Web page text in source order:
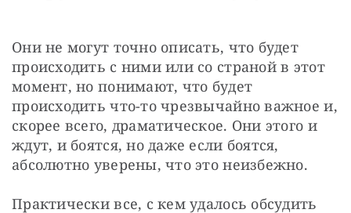
Они не могут точно описать, что будет
происходить с ними или со страной в этот
момент, но понимают, что будет
происходить что-то чрезвычайно важное и,
скорее всего, драматическое. Они этого и
ждут, и боятся, но даже если боятся,
абсолютно уверены, что это неизбежно.
Практически все, с кем удалось обсудить